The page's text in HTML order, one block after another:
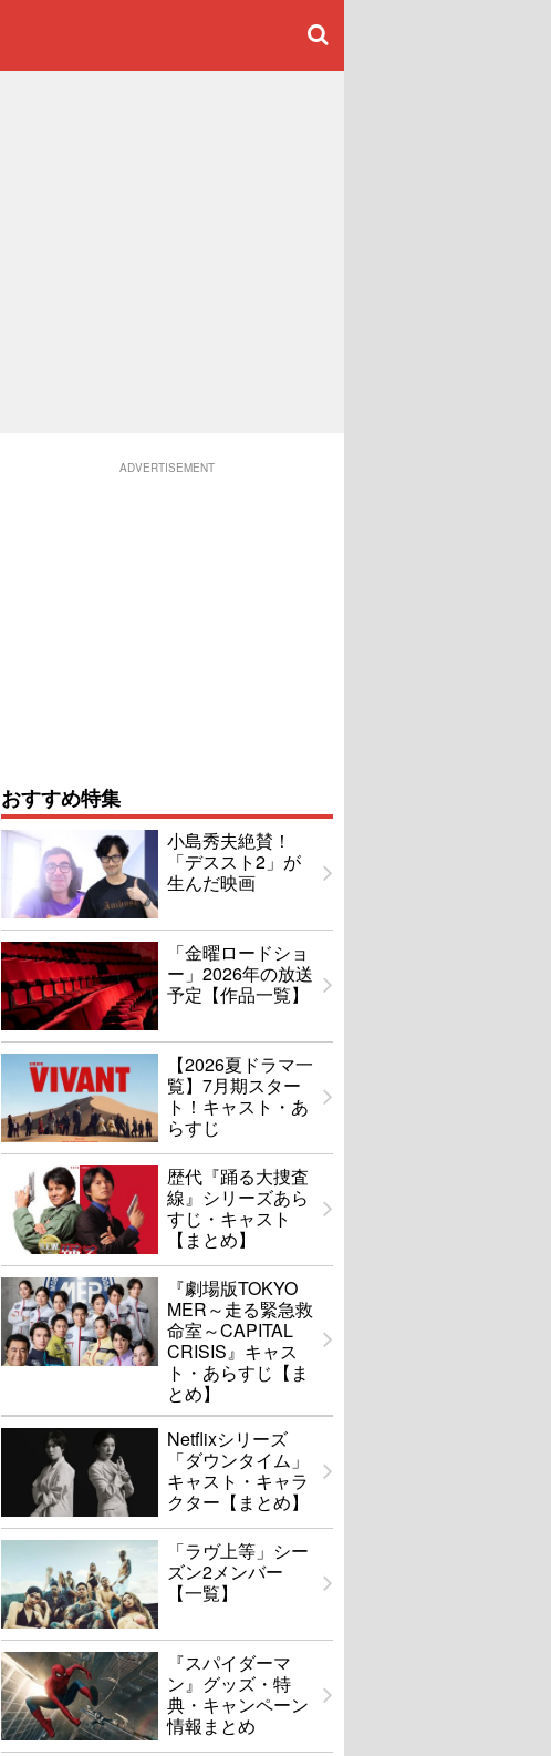
ADVERTISEMENT
おすすめ特集
小島秀夫絶賛！
「デススト2」が
生んだ映画
「金曜ロードショ
ー」2026年の放送
予定【作品一覧】
【2026夏ドラマ一
覧】7月期スター
ト！キャスト・あ
らすじ
歴代『踊る大捜査
線』シリーズあら
すじ・キャスト
【まとめ】
『劇場版TOKYO
MER～走る緊急救
命室～CAPITAL
CRISIS』キャス
ト・あらすじ【ま
とめ】
Netflixシリーズ
「ダウンタイム」
キャスト・キャラ
クター【まとめ】
「ラヴ上等」シー
ズン2メンバー
【一覧】
『スパイダーマ
ン』グッズ・特
典・キャンペーン
情報まとめ